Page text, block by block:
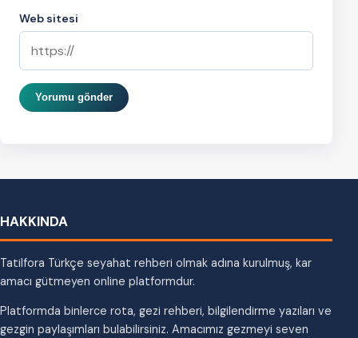
Web sitesi
Yorumu gönder
HAKKINDA
Tatilfora Türkçe seyahat rehberi olmak adına kurulmuş, kar
amacı gütmeyen online platformdur.
Platformda binlerce rota, gezi rehberi, bilgilendirme yazıları ve
gezgin paylaşımları bulabilirsiniz. Amacımız gezmeyi seven